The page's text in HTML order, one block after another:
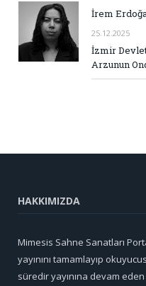
İrem
25.12.2025
İzmir
Arzunun
HAKKIMIZDA
Mimesis Sahne Sanatları
yayınını tamamlayıp
süredir yayınına devam